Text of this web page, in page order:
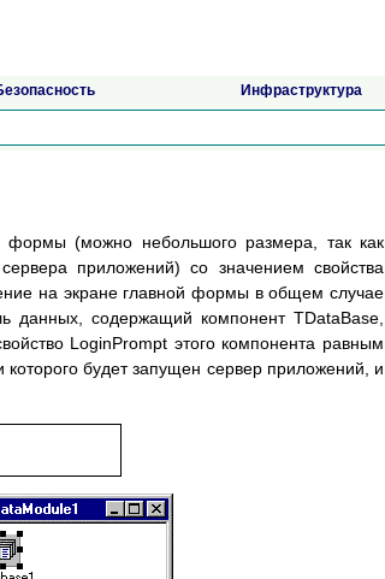
Инфраструктура
(можно небольшого размера, так как
приложений) со значением свойства
на экране главной формы в общем случае
данных, содержащий компонент TDataBase,
LoginPrompt этого компонента равным
будет запущен сервер приложений, и